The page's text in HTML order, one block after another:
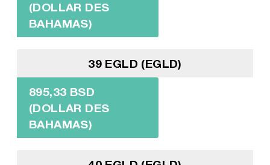
(DOLLAR DES
BAHAMAS)
39 EGLD (EGLD)
895,33 BSD
(DOLLAR DES
BAHAMAS)